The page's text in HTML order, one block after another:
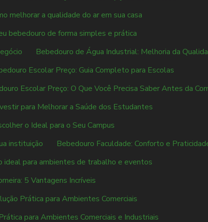
melhorar a qualidade do ar em sua casa
bebedouro de forma simples e prática
Bebedouro de Água Industrial: Melhoria da
Escolar Preço: Guia Completo para Escolas
Escolar Preço: O Que Você Precisa Saber Antes da
para Melhorar a Saúde dos Estudantes
o Ideal para o Seu Campus
instituição
Bebedouro Faculdade: Conforto e
para ambientes de trabalho e eventos
5 Vantagens Incríveis
Prática para Ambientes Comerciais
para Ambientes Comerciais e Industriais